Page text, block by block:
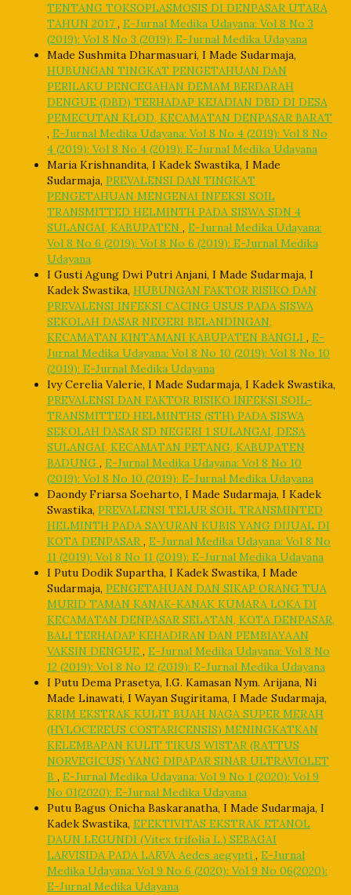
TENTANG TOKSOPLASMOSIS DI DENPASAR UTARA
TAHUN 2017 , E-Jurnal Medika Udayana: Vol 8 No 3
(2019): Vol 8 No 3 (2019): E-Jurnal Medika Udayana
Made Sushmita Dharmasuari, I Made Sudarmaja,
HUBUNGAN TINGKAT PENGETAHUAN DAN
PERILAKU PENCEGAHAN DEMAM BERDARAH
DENGUE (DBD) TERHADAP KEJADIAN DBD DI DESA
PEMECUTAN KLOD, KECAMATAN DENPASAR BARAT
, E-Jurnal Medika Udayana: Vol 8 No 4 (2019): Vol 8 No
4 (2019): Vol 8 No 4 (2019): E-Jurnal Medika Udayana
Maria Krishnandita, I Kadek Swastika, I Made
Sudarmaja, PREVALENSI DAN TINGKAT
PENGETAHUAN MENGENAI INFEKSI SOIL
TRANSMITTED HELMINTH PADA SISWA SDN 4
SULANGAI, KABUPATEN , E-Jurnal Medika Udayana:
Vol 8 No 6 (2019): Vol 8 No 6 (2019): E-Jurnal Medika
Udayana
I Gusti Agung Dwi Putri Anjani, I Made Sudarmaja, I
Kadek Swastika, HUBUNGAN FAKTOR RISIKO DAN
PREVALENSI INFEKSI CACING USUS PADA SISWA
SEKOLAH DASAR NEGERI BELANDINGAN,
KECAMATAN KINTAMANI KABUPATEN BANGLI , E-
Jurnal Medika Udayana: Vol 8 No 10 (2019): Vol 8 No 10
(2019): E-Jurnal Medika Udayana
Ivy Cerelia Valerie, I Made Sudarmaja, I Kadek Swastika,
PREVALENSI DAN FAKTOR RISIKO INFEKSI SOIL-
TRANSMITTED HELMINTHS (STH) PADA SISWA
SEKOLAH DASAR SD NEGERI 1 SULANGAI, DESA
SULANGAI, KECAMATAN PETANG, KABUPATEN
BADUNG , E-Jurnal Medika Udayana: Vol 8 No 10
(2019): Vol 8 No 10 (2019): E-Jurnal Medika Udayana
Daondy Friarsa Soeharto, I Made Sudarmaja, I Kadek
Swastika, PREVALENSI TELUR SOIL TRANSMINTED
HELMINTH PADA SAYURAN KUBIS YANG DIJUAL DI
KOTA DENPASAR , E-Jurnal Medika Udayana: Vol 8 No
11 (2019): Vol 8 No 11 (2019): E-Jurnal Medika Udayana
I Putu Dodik Supartha, I Kadek Swastika, I Made
Sudarmaja, PENGETAHUAN DAN SIKAP ORANG TUA
MURID TAMAN KANAK-KANAK KUMARA LOKA DI
KECAMATAN DENPASAR SELATAN, KOTA DENPASAR,
BALI TERHADAP KEHADIRAN DAN PEMBIAYAAN
VAKSIN DENGUE , E-Jurnal Medika Udayana: Vol 8 No
12 (2019): Vol 8 No 12 (2019): E-Jurnal Medika Udayana
I Putu Dema Prasetya, I.G. Kamasan Nym. Arijana, Ni
Made Linawati, I Wayan Sugiritama, I Made Sudarmaja,
KRIM EKSTRAK KULIT BUAH NAGA SUPER MERAH
(HYLOCEREUS COSTARICENSIS) MENINGKATKAN
KELEMBAPAN KULIT TIKUS WISTAR (RATTUS
NORVEGICUS) YANG DIPAPAR SINAR ULTRAVIOLET
B , E-Jurnal Medika Udayana: Vol 9 No 1 (2020): Vol 9
No 01(2020): E-Jurnal Medika Udayana
Putu Bagus Onicha Baskaranatha, I Made Sudarmaja, I
Kadek Swastika, EFEKTIVITAS EKSTRAK ETANOL
DAUN LEGUNDI (Vitex trifolia L.) SEBAGAI
LARVISIDA PADA LARVA Aedes aegypti , E-Jurnal
Medika Udayana: Vol 9 No 6 (2020): Vol 9 No 06(2020):
E-Jurnal Medika Udayana